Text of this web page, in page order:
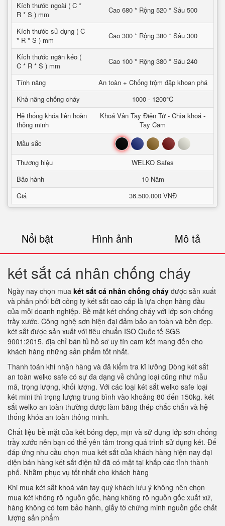
Kích thước ngoài ( C *
R * S ) mm
Cao 680 * Rộng 520 * Sâu 500
Kích thước sử dụng ( C
* R * S ) mm
Cao 300 * Rộng 380 * Sâu 300
Kích thước ngăn kéo (
C * R * S ) mm
Cao 100 * Rộng 380 * Sâu 240
Tính năng
An toàn + Chống trộm đập khoan phá
Khả năng chống cháy
1000 - 1200°C
Hệ thống khóa liên hoàn
thông minh
Khoá Vân Tay Điện Tử - Chìa khoá -
Tay Cầm
Mầu sắc
Đen Xanh Nâu Đỏ Trắng
Thương hiệu
WELKO Safes
Bảo hành
10 Năm
Giá
36.500.000 VNĐ
Nổi bật Hình ảnh Mô tả
két sắt cá nhân chống cháy
Ngày nay chọn mua két sắt cá nhân chống cháy được sản xuất
và phân phối bởi công ty két sắt cao cấp là lựa chọn hàng đầu
của mỗi doanh nghiệp. Bề mặt két chống cháy với lớp sơn chống
trầy xước. Công nghệ sơn hiện đại đảm bảo an toàn và bền đẹp.
két sắt được sản xuất với tiêu chuẩn ISO Quốc tế SGS
9001:2015. địa chỉ bán tủ hồ sơ uy tín cam kết mang đến cho
khách hàng những sản phẩm tốt nhất.
Thanh toán khi nhận hàng và đã kiểm tra kĩ lưỡng Dòng két sắt
an toàn welko safe có sự đa dạng về chủng loại cũng như mẫu
mã, trọng lượng, khối lượng. Với các loại két sắt welko safe loại
két mini thì trọng lượng trung bình vào khoảng 80 đến 150kg. két
sắt welko an toàn thường được làm bằng thép chắc chắn và hệ
thống khóa an toàn thông minh.
Chất liệu bề mặt của két bóng đẹp, mịn và sử dụng lớp sơn chống
trầy xước nên bạn có thể yên tâm trong quá trình sử dụng két. Để
đáp ứng nhu cầu chọn mua két sắt của khách hàng hiện nay đại
diện bán hàng két sắt điện tử đã có mặt tại khắp các tỉnh thành
phố. Nhằm phục vụ tốt nhất cho khách hàng
Khi mua két sắt khoá vân tay quý khách lưu ý không nên chọn
mua két không rõ nguồn gốc, hàng không rõ nguồn gốc xuất xứ,
hàng không có tem bảo hành, giấy tờ chứng minh nguồn gốc chất
lượng sản phẩm